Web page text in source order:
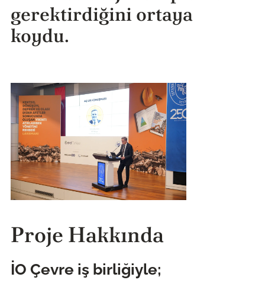
gerektirdiğini ortaya
koydu.
Proje Hakkında
İO Çevre iş birliğiyle;